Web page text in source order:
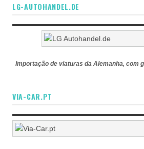
LG-AUTOHANDEL.DE
Importação de viaturas da Alemanha, com
VIA-CAR.PT